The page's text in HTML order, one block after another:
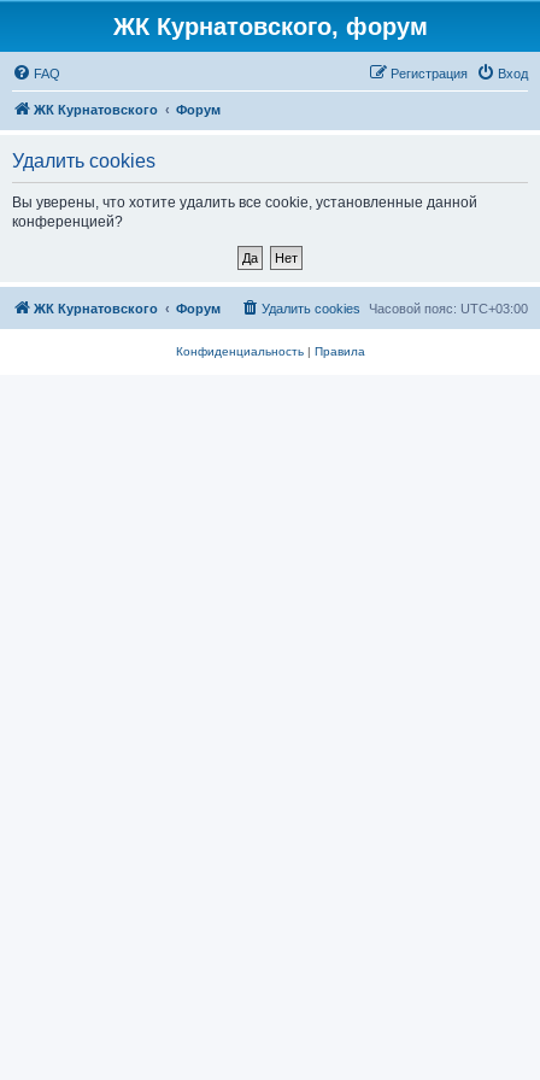
ЖК Курнатовского, форум
FAQ Вход
Регистрация
ЖК Курнатовского Форум
Удалить cookies
Вы уверены, что хотите удалить все cookie, установленные данной
конференцией?
ЖК Курнатовского Форум Часовой пояс: UTC+03:00
Удалить cookies
Конфиденциальность| Правила